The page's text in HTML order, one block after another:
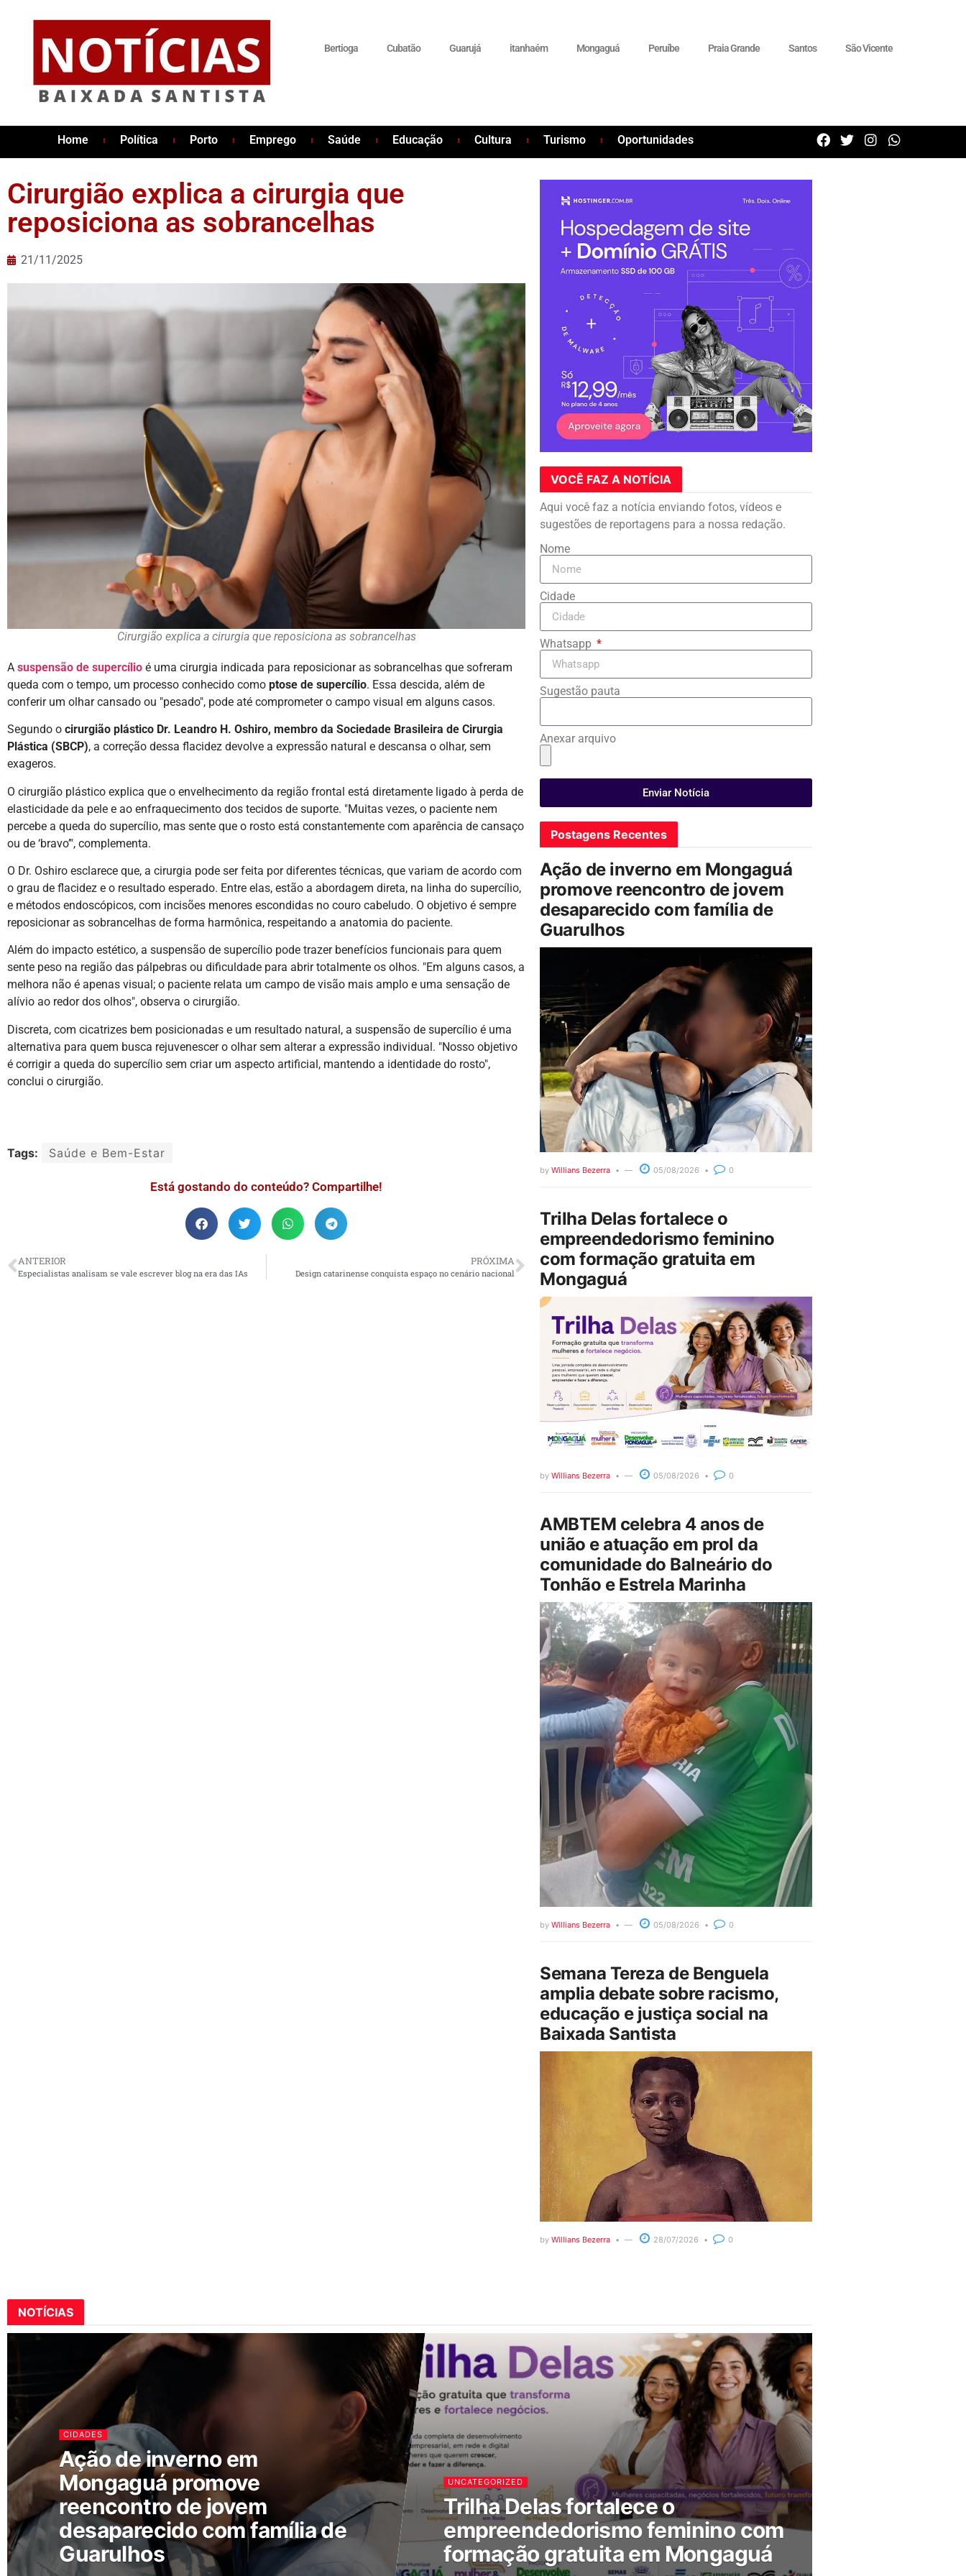
Bertioga Cubatão Guarujá itanhaém Mongaguá Peruíbe Praia Grande Santos São Vicente
Home Política Porto Emprego Saúde Educação Cultura Turismo Oportunidades
Cirurgião explica a cirurgia que
reposiciona as sobrancelhas
21/11/2025
Cirurgião explica a cirurgia que reposiciona as sobrancelhas
A suspensão de supercílio é uma cirurgia indicada para reposicionar as sobrancelhas que sofreram
queda com o tempo, um processo conhecido como ptose de supercílio. Essa descida, além de
conferir um olhar cansado ou "pesado", pode até comprometer o campo visual em alguns casos.
Segundo o cirurgião plástico Dr. Leandro H. Oshiro, membro da Sociedade Brasileira de Cirurgia
Plástica (SBCP), a correção dessa flacidez devolve a expressão natural e descansa o olhar, sem
exageros.
O cirurgião plástico explica que o envelhecimento da região frontal está diretamente ligado à perda de
elasticidade da pele e ao enfraquecimento dos tecidos de suporte. "Muitas vezes, o paciente nem
percebe a queda do supercílio, mas sente que o rosto está constantemente com aparência de cansaço
ou de ‘bravo’", complementa.
O Dr. Oshiro esclarece que, a cirurgia pode ser feita por diferentes técnicas, que variam de acordo com
o grau de flacidez e o resultado esperado. Entre elas, estão a abordagem direta, na linha do supercílio,
e métodos endoscópicos, com incisões menores escondidas no couro cabeludo. O objetivo é sempre
reposicionar as sobrancelhas de forma harmônica, respeitando a anatomia do paciente.
Além do impacto estético, a suspensão de supercílio pode trazer benefícios funcionais para quem
sente peso na região das pálpebras ou dificuldade para abrir totalmente os olhos. "Em alguns casos, a
melhora não é apenas visual; o paciente relata um campo de visão mais amplo e uma sensação de
alívio ao redor dos olhos", observa o cirurgião.
Discreta, com cicatrizes bem posicionadas e um resultado natural, a suspensão de supercílio é uma
alternativa para quem busca rejuvenescer o olhar sem alterar a expressão individual. "Nosso objetivo
é corrigir a queda do supercílio sem criar um aspecto artificial, mantendo a identidade do rosto",
conclui o cirurgião.
Tags: Saúde e Bem-Estar
Está gostando do conteúdo? Compartilhe!
ANTERIOR
Especialistas analisam se vale escrever blog na era das IAs
PRÓXIMA
Design catarinense conquista espaço no cenário nacional
VOCÊ FAZ A NOTÍCIA
Aqui você faz a notícia enviando fotos, vídeos e
sugestões de reportagens para a nossa redação.
Nome
Cidade
Whatsapp
Sugestão pauta
Anexar arquivo
Enviar Notícia
Postagens Recentes
Ação de inverno em Mongaguá
promove reencontro de jovem
desaparecido com família de
Guarulhos
by Willians Bezerra 05/08/2026 0
Trilha Delas fortalece o
empreendedorismo feminino
com formação gratuita em
Mongaguá
by Willians Bezerra 05/08/2026 0
AMBTEM celebra 4 anos de
união e atuação em prol da
comunidade do Balneário do
Tonhão e Estrela Marinha
by Willians Bezerra 05/08/2026 0
Semana Tereza de Benguela
amplia debate sobre racismo,
educação e justiça social na
Baixada Santista
by Willians Bezerra 28/07/2026 0
NOTÍCIAS
CIDADES
Ação de inverno em
Mongaguá promove
reencontro de jovem
desaparecido com família de
Guarulhos
UNCATEGORIZED
Trilha Delas fortalece o
empreendedorismo feminino com
formação gratuita em Mongaguá